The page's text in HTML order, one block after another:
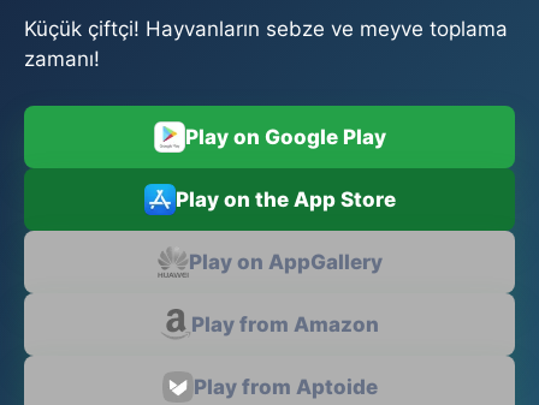
Küçük çiftçi! Hayvanların sebze ve meyve toplama
zamanı!
Play on Google Play
Play on the App Store
Play on AppGallery
Play from Amazon
Play from Aptoide